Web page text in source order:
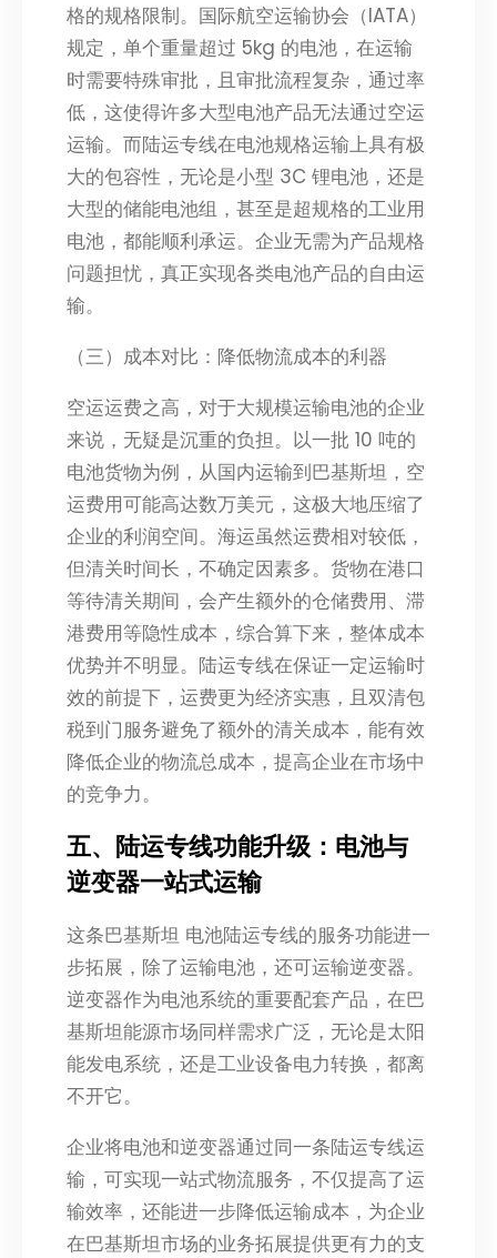
格的规格限制。国际航空运输协会（IATA）
规定，单个重量超过 5kg 的电池，在运输
时需要特殊审批，且审批流程复杂，通过率
低，这使得许多大型电池产品无法通过空运
运输。而陆运专线在电池规格运输上具有极
大的包容性，无论是小型 3C 锂电池，还是
大型的储能电池组，甚至是超规格的工业用
电池，都能顺利承运。企业无需为产品规格
问题担忧，真正实现各类电池产品的自由运
输。​
（三）成本对比：降低物流成本的利器​
空运运费之高，对于大规模运输电池的企业
来说，无疑是沉重的负担。以一批 10 吨的
电池货物为例，从国内运输到巴基斯坦，空
运费用可能高达数万美元，这极大地压缩了
企业的利润空间。海运虽然运费相对较低，
但清关时间长，不确定因素多。货物在港口
等待清关期间，会产生额外的仓储费用、滞
港费用等隐性成本，综合算下来，整体成本
优势并不明显。陆运专线在保证一定运输时
效的前提下，运费更为经济实惠，且双清包
税到门服务避免了额外的清关成本，能有效
降低企业的物流总成本，提高企业在市场中
的竞争力。​
五、陆运专线功能升级：电池与
逆变器一站式运输​
这条巴基斯坦 电池陆运专线的服务功能进一
步拓展，除了运输电池，还可运输逆变器。
逆变器作为电池系统的重要配套产品，在巴
基斯坦能源市场同样需求广泛，无论是太阳
能发电系统，还是工业设备电力转换，都离
不开它。​
企业将电池和逆变器通过同一条陆运专线运
输，可实现一站式物流服务，不仅提高了运
输效率，还能进一步降低运输成本，为企业
在巴基斯坦市场的业务拓展提供更有力的支